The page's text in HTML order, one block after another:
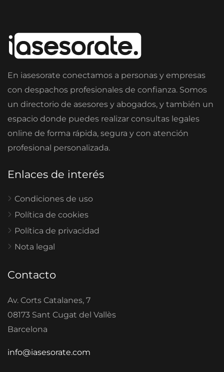
En iasesorate conectamos a personas y empresas
con despachos profesionales de confianza. Somos
un directorio de asesores y abogados, y también un
espacio donde puedes realizar consultas legales
online de forma rápida, segura y con atención
profesional personalizada.
Enlaces de interés
Condiciones de uso
Política de cookies
Política de privacidad
Nota legal
Contacto
Av. Corts Catalanes, 7
08173 Sant Cugat del Vallès
Barcelona
info@iasesorate.com